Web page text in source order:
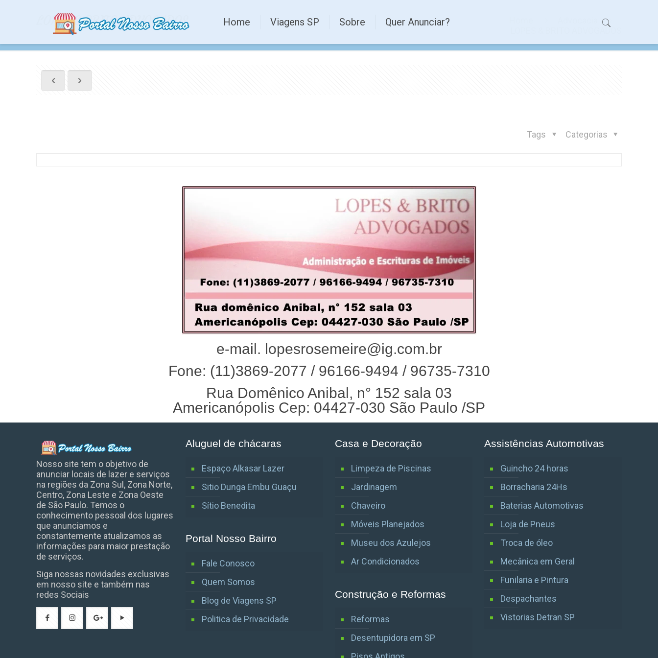
Home Viagens SP Sobre Quer Anunciar?
LOPES & BRITO ADVOGADOS
Categorias
Tags
e-mail. lopesrosemeire@ig.com.br
Fone: (11)3869-2077 / 96166-9494 / 96735-7310
Rua Domênico Anibal, n° 152 sala 03
Americanópolis Cep: 04427-030 São Paulo /SP
Nosso site tem o objetivo de
anunciar locais de lazer e serviços
na regiões da Zona Sul, Zona Norte,
Centro, Zona Leste e Zona Oeste
de São Paulo. Temos o
conhecimento pessoal dos lugares
que anunciamos e
constantemente atualizamos as
informações para maior prestação
de serviços.
Siga nossas novidades exclusivas
em nosso site e também nas
redes Sociais
Aluguel de chácaras
Espaço Alkasar Lazer
Sitio Dunga Embu Guaçu
Sítio Benedita
Portal Nosso Bairro
Fale Conosco
Quem Somos
Blog de Viagens SP
Politica de Privacidade
Casa e Decoração
Limpeza de Piscinas
Jardinagem
Chaveiro
Móveis Planejados
Museu dos Azulejos
Ar Condicionados
Construção e Reformas
Reformas
Desentupidora em SP
Assistências Automotivas
Guincho 24 horas
Borracharia 24Hs
Baterias Automotivas
Loja de Pneus
Troca de óleo
Mecânica em Geral
Funilaria e Pintura
Despachantes
Vistorias Detran SP